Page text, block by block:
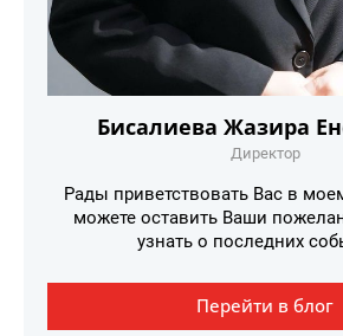
Бисалиева Жазира
Директор
Рады приветствовать Вас в
можете оставить Ваши
узнать о последних
Перейти в блог